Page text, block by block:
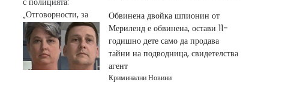
Обвинена двойка шпионин от
Мериленд е обвинена, остави 11-
годишно дете само да продава
тайни на подводница, свидетелства
агент
Криминални Новини